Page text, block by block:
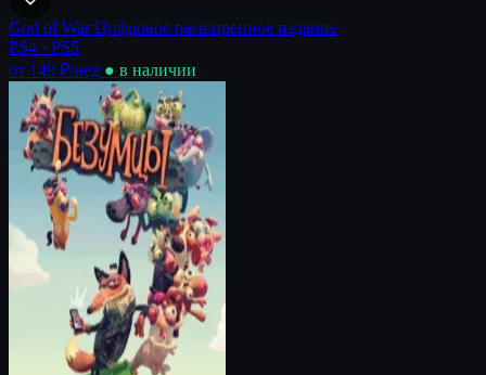
God of War Цифровое расширенное издание
PS4 · PS5
от 149 ₽/нед ● в наличии